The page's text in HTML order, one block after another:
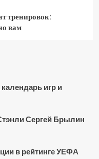
тренировок:
вам
игр и
Сергей Брылин
в рейтинге УЕФА